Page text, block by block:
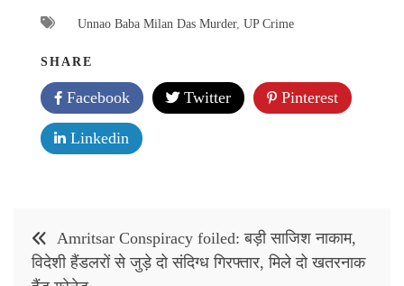
Unnao Baba Milan Das Murder, UP Crime
SHARE
Facebook Twitter Pinterest
Linkedin
Post
navigation
Amritsar Conspiracy foiled: बड़ी साजिश नाकाम,
विदेशी हैंडलरों से जुड़े दो संदिग्ध गिरफ्तार, मिले दो खतरनाक